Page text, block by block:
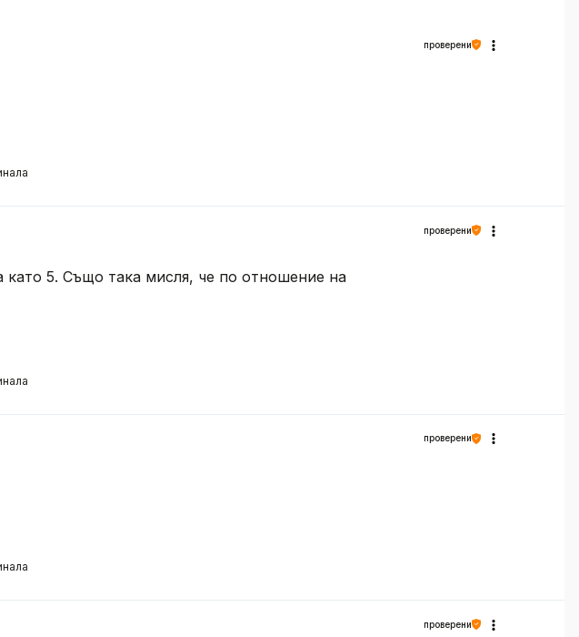
проверени
проверени
5. Също така мисля, че по отношение на
проверени
проверени